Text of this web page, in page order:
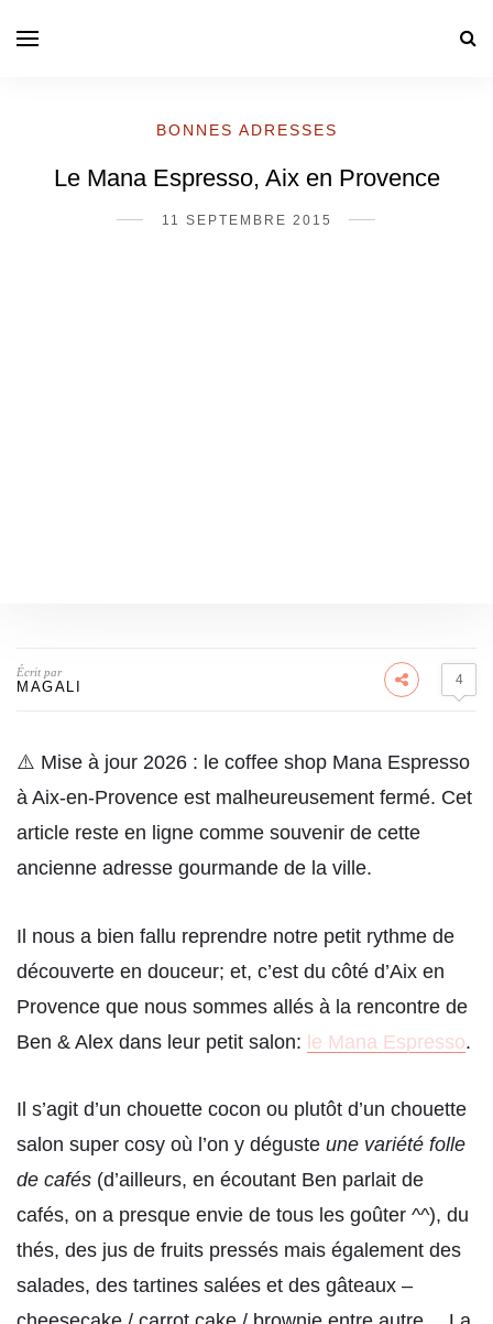
BONNES ADRESSES
Le Mana Espresso, Aix en Provence
11 SEPTEMBRE 2015
Écrit par
MAGALI 4
⚠️ Mise à jour 2026 : le coffee shop Mana Espresso
à Aix-en-Provence est malheureusement fermé. Cet
article reste en ligne comme souvenir de cette
ancienne adresse gourmande de la ville.
Il nous a bien fallu reprendre notre petit rythme de
découverte en douceur; et, c’est du côté d’Aix en
Provence que nous sommes allés à la rencontre de
Ben & Alex dans leur petit salon: le Mana Espresso.
Il s’agit d’un chouette cocon ou plutôt d’un chouette
salon super cosy où l’on y déguste une variété folle
de cafés (d’ailleurs, en écoutant Ben parlait de
cafés, on a presque envie de tous les goûter ^^), du
thés, des jus de fruits pressés mais également des
salades, des tartines salées et des gâteaux –